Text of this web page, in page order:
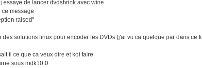
essaye de lancer dvdshrink avec wine
ce message
raised"
des solutions linux pour encoder les DVDs (j'ai vu ca quelque par dans ce
il ce que ca veux dire et koi faire
sous mdk10.0